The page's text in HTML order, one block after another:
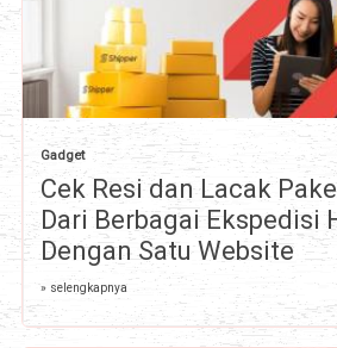
Gadget
Cek Resi dan Lacak
Dari Berbagai Ekspedisi
Dengan Satu Website
» selengkapnya